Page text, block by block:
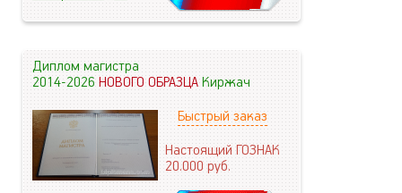
Диплом магистра
2014-2026НОВОГО ОБРАЗЦАКиржач
Быстрый заказ
Настоящий ГОЗНАК
20.000руб.